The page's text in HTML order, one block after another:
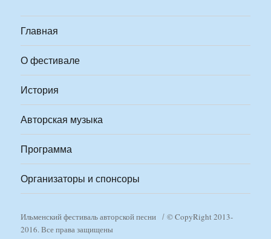
Главная
О фестивале
История
Авторская музыка
Программа
Организаторы и спонсоры
Ильменский фестиваль авторской песни
© CopyRight 2013-
2016. Все права защищены